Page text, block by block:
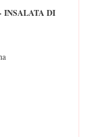
INSALATA DI